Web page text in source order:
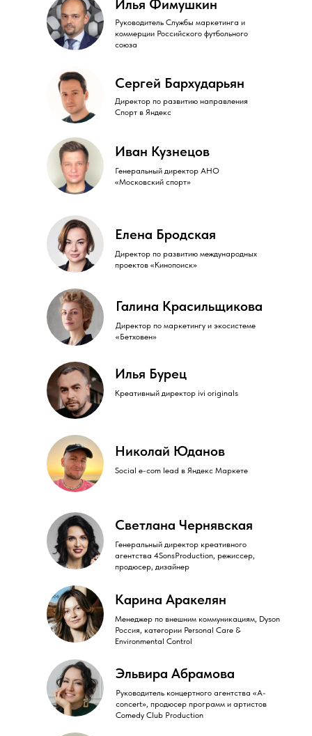
Николай Юданов
Social e-com lead в Яндекс Маркете
Иван Кузнецов
Генеральный директор АНО
«Московский спорт»
Эльвира Абрамова
Руководитель концертного агентства «A-
concert», продюсер программ и артистов
Comedy Сlub Production
Карина Аракелян
Менеджер по внешним коммуникациям, Dyson
Россия, категории Personal Care &
Environmental Control
Светлана Чернявская
Генеральный директор креативного
агентства 4SonsProduction, режиссер,
продюсер, дизайнер
Илья Бурец
Креативный директор ivi originals
Галина Красильщикова
Директор по маркетингу и экосистеме
«Бетховен»
Елена Бродская
Директор по развитию международных
проектов «Кинопоиск»
Сергей Бархударьян
Директор по развитию направления
Спорт в Яндекс
Илья Фимушкин
Руководитель Службы маркетинга и
коммерции Российского футбольного
союза